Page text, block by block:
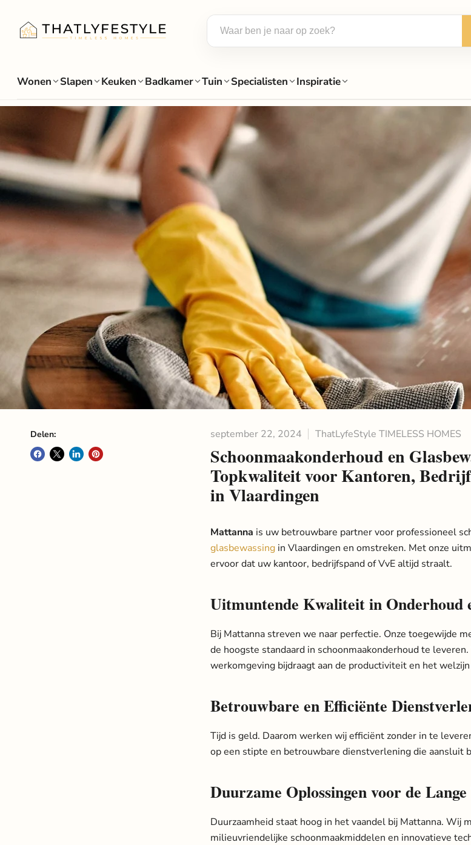
Wonen Slapen Keuken Badkamer Tuin Specialisten Inspiratie
Delen: september 22, 2024 ThatLyfeStyle TIMELESS HOMES
Schoonmaakonderhoud en
Topkwaliteit voor Kantoren,
in Vlaardingen
Mattanna is uw betrouwbare partner voor professioneel
glasbewassing in Vlaardingen en omstreken. Met onze
ervoor dat uw kantoor, bedrijfspand of VvE altijd straalt.
Uitmuntende Kwaliteit in Onderhoud
Bij Mattanna streven we naar perfectie. Onze toegewijde
de hoogste standaard in schoonmaakonderhoud te
werkomgeving bijdraagt aan de productiviteit en het
Betrouwbare en Efficiënte
Tijd is geld. Daarom werken wij efficiënt zonder in te
op een stipte en betrouwbare dienstverlening die aansluit
Duurzame Oplossingen voor de
Duurzaamheid staat hoog in het vaandel bij Mattanna. Wij
milieuvriendelijke schoonmaakmiddelen en innovatieve